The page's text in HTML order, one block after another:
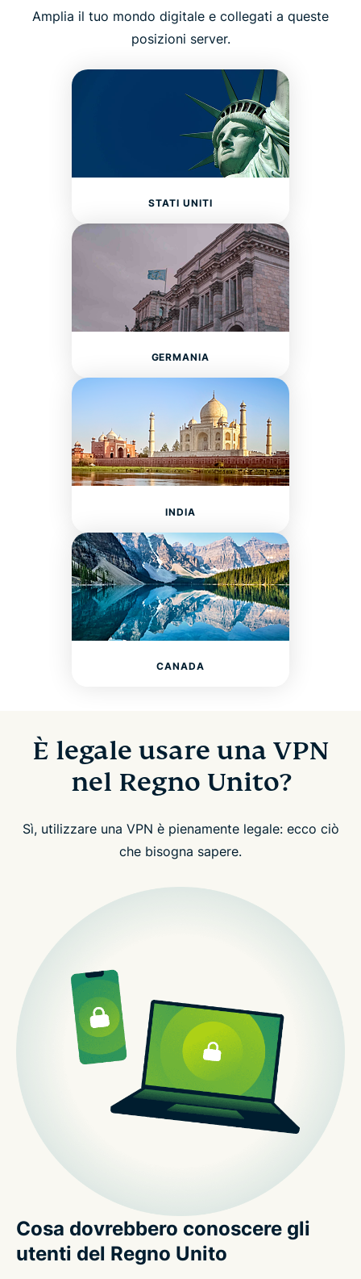
Amplia il tuo mondo digitale e collegati a queste
posizioni server.
STATI UNITI
GERMANIA
INDIA
CANADA
È legale usare una VPN
nel Regno Unito?
Sì, utilizzare una VPN è pienamente legale: ecco ciò
che bisogna sapere.
Cosa dovrebbero conoscere gli
utenti del Regno Unito